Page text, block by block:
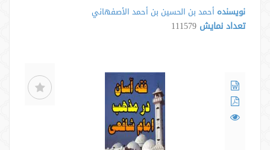
نویسنده أحمد بن الحسين بن أحمد الأصفهاني
تعداد نمایش 111579